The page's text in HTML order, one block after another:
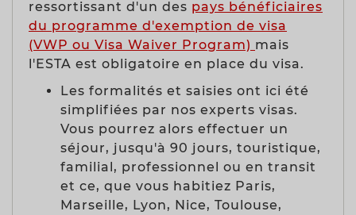
ressortissant d'un des pays bénéficiaires
du programme d'exemption de visa
(VWP ou Visa Waiver Program) mais
l'ESTA est obligatoire en place du visa.
Les formalités et saisies ont ici été
simplifiées par nos experts visas.
Vous pourrez alors effectuer un
séjour, jusqu'à 90 jours, touristique,
familial, professionnel ou en transit
et ce, que vous habitiez Paris,
Marseille, Lyon, Nice, Toulouse,